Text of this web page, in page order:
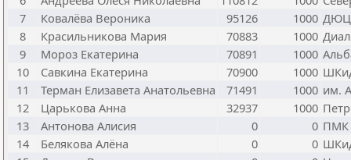
7
Ковалёва Вероника 95126 1000 ДЮЦ
8
Красильникова Мария 70883 1000
9
Мороз Екатерина 70891 1000
10
Савкина Екатерина 70900 1000
11
Терман Елизавета Анатольевна 71491 1000 им.
12
Царькова Анна 32937 1000
13
Антонова Алисия 0 0 ПМК
14
Белякова Алёна 0 0